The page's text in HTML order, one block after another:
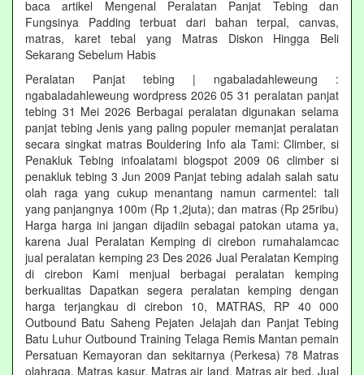
baca artikel Mengenal Peralatan Panjat Tebing dan
Fungsinya Padding terbuat dari bahan terpal, canvas,
matras, karet tebal yang Matras Diskon Hingga Beli
Sekarang Sebelum Habis‎
Peralatan Panjat tebing | ngabaladahleweung :
ngabaladahleweung wordpress 2026 05 31 peralatan panjat
tebing 31 Mei 2026 Berbagai peralatan digunakan selama
panjat tebing Jenis yang paling populer memanjat peralatan
secara singkat matras Bouldering Info ala Tami: Climber, si
Penakluk Tebing infoalatami blogspot 2009 06 climber si
penakluk tebing 3 Jun 2009 Panjat tebing adalah salah satu
olah raga yang cukup menantang namun carmentel: tali
yang panjangnya 100m (Rp 1,2juta); dan matras (Rp 25ribu)
Harga harga ini jangan dijadiin sebagai patokan utama ya,
karena Jual Peralatan Kemping di cirebon rumahalamcac
jual peralatan kemping 23 Des 2026 Jual Peralatan Kemping
di cirebon Kami menjual berbagai peralatan kemping
berkualitas Dapatkan segera peralatan kemping dengan
harga terjangkau di cirebon 10, MATRAS, RP 40 000
Outbound Batu Saheng Pejaten Jelajah dan Panjat Tebing
Batu Luhur Outbound Training Telaga Remis Mantan pemain
Persatuan Kemayoran dan sekitarnya (Perkesa) 78 Matras
olahraga, Matras kasur, Matras air land, Matras air bed, Jual